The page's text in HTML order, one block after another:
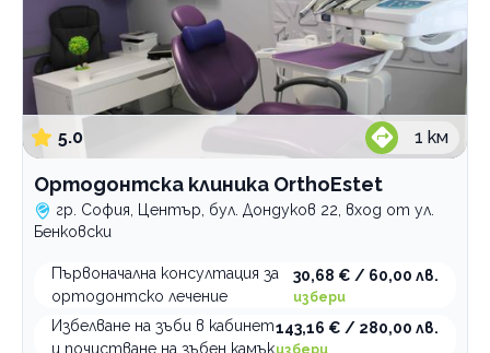
5.0 1 км
Ортодонтска клиника OrthoEstet
гр. София, Център, бул. Дондуков 22, вход от ул.
Бенковски
Първоначална консултация за
ортодонтско лечение
30,68 € / 60,00 лв.
избери
Избелване на зъби в кабинет
и почистване на зъбен камък
143,16 € / 280,00 лв.
избери